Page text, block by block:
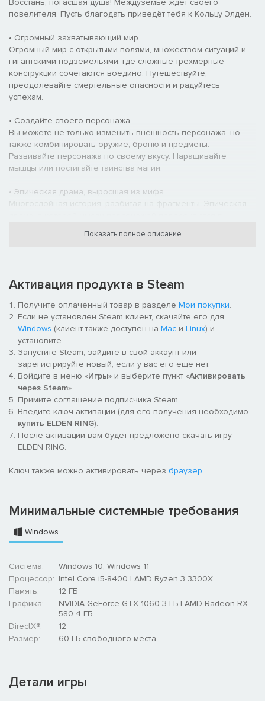
Восстань, погасшая душа! Междуземье ждёт своего
повелителя. Пусть благодать приведёт тебя к Кольцу Элден.
• Огромный захватывающий мир
Огромный мир с открытыми полями, множеством ситуаций и
гигантскими подземельями, где сложные трёхмерные
конструкции сочетаются воедино. Путешествуйте,
преодолевайте смертельные опасности и радуйтесь
успехам.
• Создайте своего персонажа
Вы можете не только изменить внешность персонажа, но
также комбинировать оружие, броню и предметы.
Развивайте персонажа по своему вкусу. Наращивайте
мышцы или постигайте таинства магии.
• Эпическая драма, выросшая из мифа
напрямую подключаетесь к другим игрокам и путешествуете
ощутить присутствие других игроков.
Информация о дополнении
Действие дополнения Shadow of the Erdtree
разворачивается в землях Теней, где вас ждут новые тайны.
Открывайте неизведанные места, сражайтесь с грозными
противниками и наслаждайтесь вкусом победы. Следите за
увлекательными взаимоотношениями героев. Погрузитесь в
историю, полную драм и интриг, которая никого не оставит
Показать полное описание
Активация продукта в Steam
Получите оплаченный товар в разделе Мои покупки.
Если не установлен Steam клиент, скачайте его для
Windows (клиент также доступен на Mac и Linux) и
установите.
Запустите Steam, зайдите в свой аккаунт или
зарегистрируйте новый, если у вас его еще нет.
Войдите в меню «Игры» и выберите пункт «Активировать
через Steam».
Примите соглашение подписчика Steam.
Введите ключ активации (для его получения необходимо
купить ELDEN RING).
После активации вам будет предложено скачать игру
ELDEN RING.
Ключ также можно активировать через браузер.
Минимальные системные требования
Windows
Система:
Windows 10, Windows 11
Процессор: Intel Core i5-8400 | AMD Ryzen 3 3300X
Память:
12 ГБ
Графика:
NVIDIA GeForce GTX 1060 3 ГБ | AMD Radeon RX
580 4 ГБ
DirectX®:
12
Размер:
60 ГБ свободного места
Детали игры